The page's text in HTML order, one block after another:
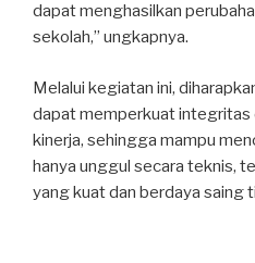
dapat menghasilkan
sekolah,” ungkapnya.
Melalui kegiatan ini,
dapat memperkuat integritas
kinerja, sehingga mampu
hanya unggul secara teknis,
yang kuat dan berdaya saing